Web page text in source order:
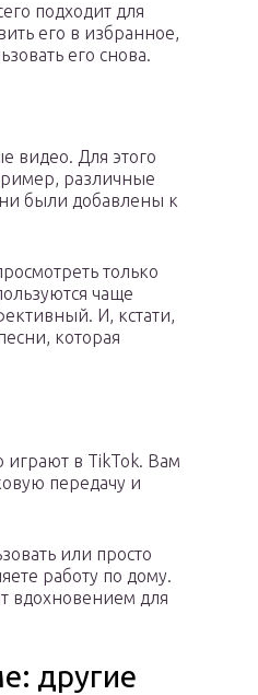
подходит для
его в избранное,
его снова.
видео. Для этого
различные
были добавлены к
только
чаще
И, кстати,
которая
играют в TikTok. Вам
передачу и
или просто
работу по дому.
вдохновением для
другие